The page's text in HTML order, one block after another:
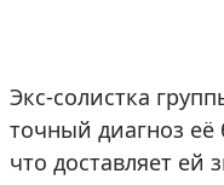
Экс-солистка
точный диагноз её
что доставляет ей